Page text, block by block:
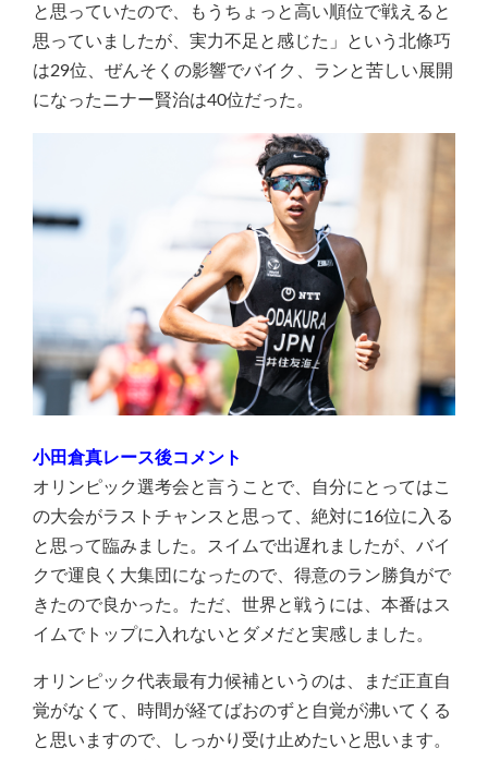
と思っていたので、もうちょっと高い順位で戦えると
思っていましたが、実力不足と感じた」という北條巧
は29位、ぜんそくの影響でバイク、ランと苦しい展開
になったニナー賢治は40位だった。
小田倉真レース後コメント
オリンピック選考会と言うことで、自分にとってはこ
の大会がラストチャンスと思って、絶対に16位に入る
と思って臨みました。スイムで出遅れましたが、バイ
クで運良く大集団になったので、得意のラン勝負がで
きたので良かった。ただ、世界と戦うには、本番はス
イムでトップに入れないとダメだと実感しました。
オリンピック代表最有力候補というのは、まだ正直自
覚がなくて、時間が経てばおのずと自覚が沸いてくる
と思いますので、しっかり受け止めたいと思います。